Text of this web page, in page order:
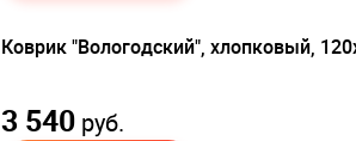
Коврик "Вологодский", хлопковый,
3 540 руб.